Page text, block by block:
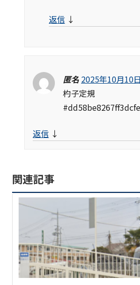
返信 ↓
匿名 2025年10月10
杓子定規
返信 ↓
関連記事